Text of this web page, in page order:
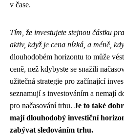
v čase.
Tím, že investujete stejnou částku
aktiv, když je cena nízká, a méně,
dlouhodobém horizontu to může
ceně, než kdybyste se snažili
užitečná strategie pro začínající
seznamují s investováním a nemají
pro načasování trhu. Je to také
mají dlouhodobý investiční
zabývat sledováním trhu.